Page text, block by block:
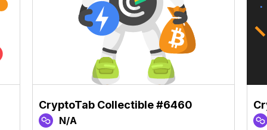
CryptoTab Collectible #6460
N/A